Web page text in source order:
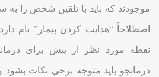
موجودند که باید با تلقین شخص را به
اصطلاحاً “هدایت کردن بیمار” نام
نقطه مورد نظر از پیش برای
درمانجو باید متوجه برخی نکات